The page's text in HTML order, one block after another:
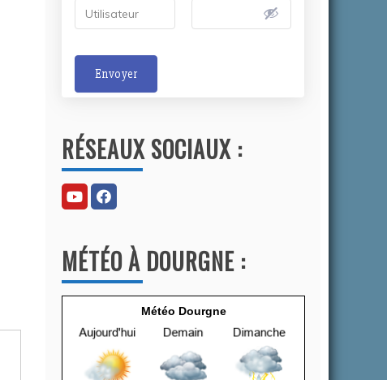
Envoyer
t
e
r
n
t
i
v
RÉSEAUX SOCIAUX :
MÉTÉO À DOURGNE :
Météo Dourgne